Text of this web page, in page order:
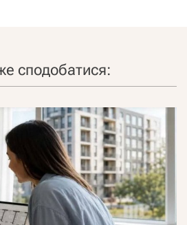
сподобатися: